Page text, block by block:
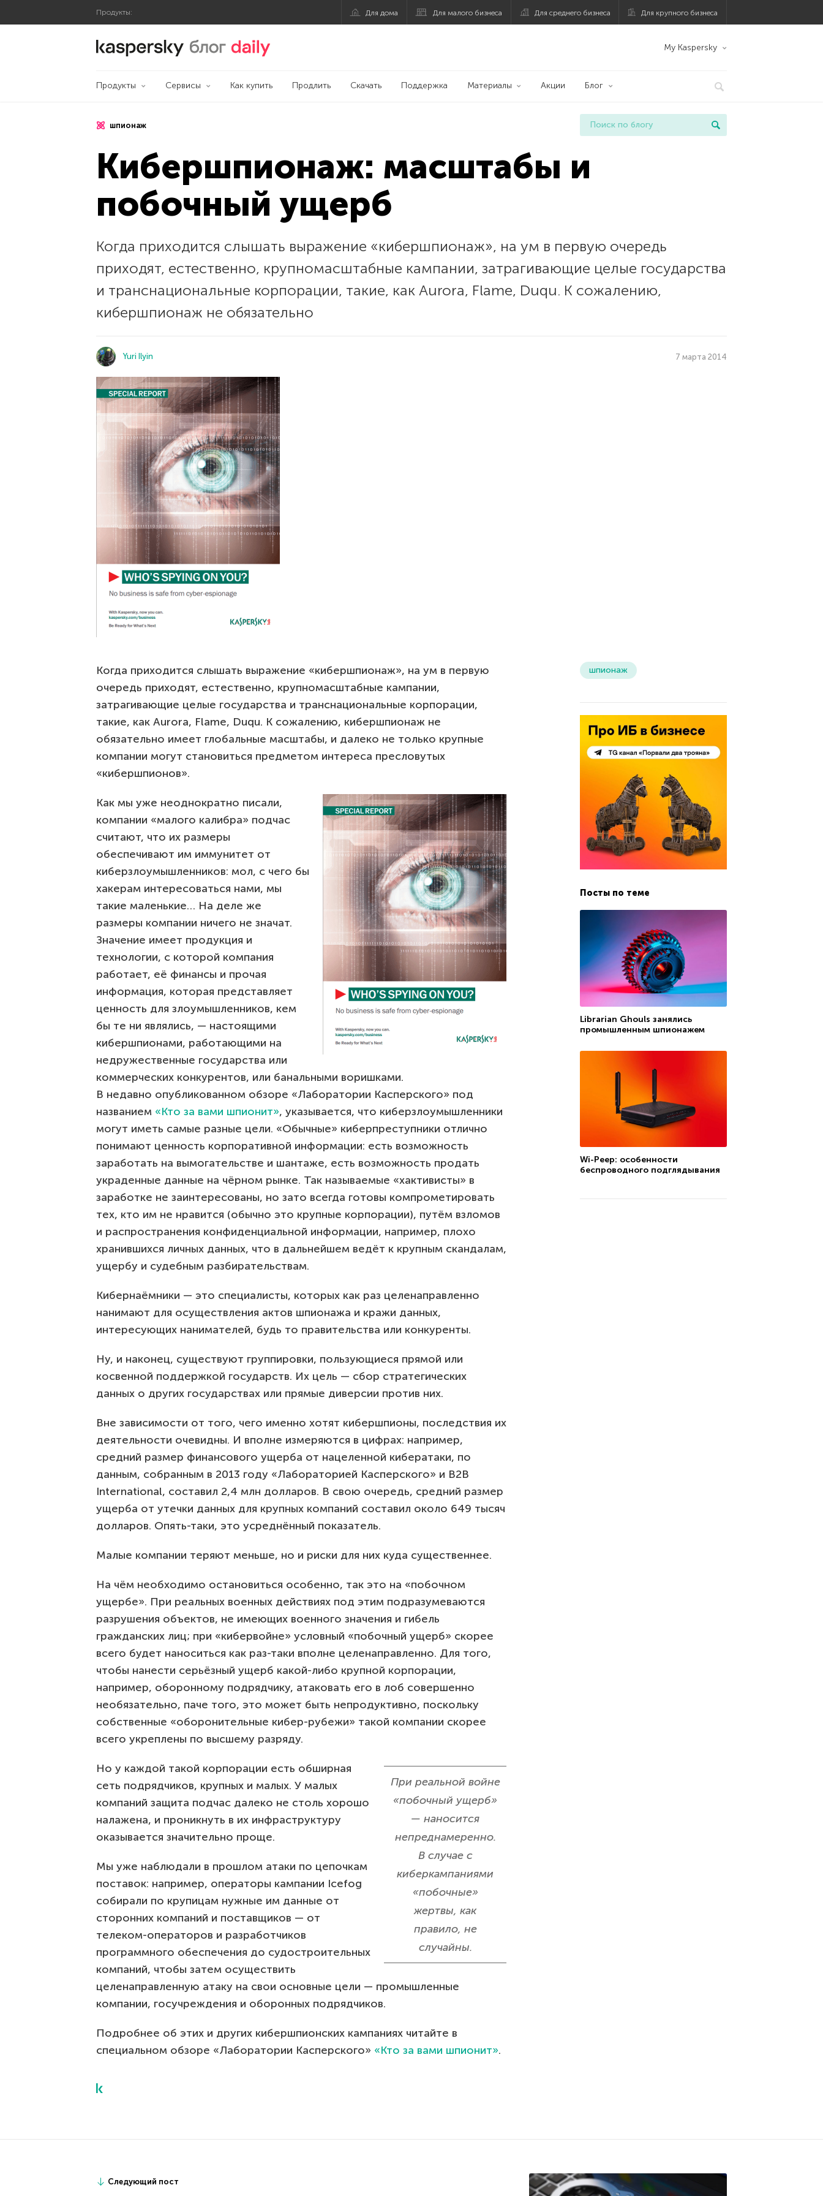
Продукты: Для дома Для малого бизнеса Для среднего бизнеса Для крупного бизнеса
Блог Касперского My Kaspersky
Продукты Сервисы Как купить Продлить Скачать Поддержка Материалы Акции Блог
шпионаж
Кибершпионаж: масштабы и
побочный ущерб
Когда приходится слышать выражение «кибершпионаж», на ум в первую очередь
приходят, естественно, крупномасштабные кампании, затрагивающие целые государства
и транснациональные корпорации, такие, как Aurora, Flame, Duqu. К сожалению,
кибершпионаж не обязательно
Yuri Ilyin 7 марта 2014
Когда приходится слышать выражение «кибершпионаж», на ум в первую
очередь приходят, естественно, крупномасштабные кампании,
затрагивающие целые государства и транснациональные корпорации,
такие, как Aurora, Flame, Duqu. К сожалению, кибершпионаж не
обязательно имеет глобальные масштабы, и далеко не только крупные
компании могут становиться предметом интереса пресловутых
«кибершпионов».
Как мы уже неоднократно писали,
компании «малого калибра» подчас
считают, что их размеры
обеспечивают им иммунитет от
киберзлоумышленников: мол, с чего бы
хакерам интересоваться нами, мы
такие маленькие… На деле же
размеры компании ничего не значат.
Значение имеет продукция и
технологии, с которой компания
работает, её финансы и прочая
информация, которая представляет
ценность для злоумышленников, кем
бы те ни являлись, — настоящими
кибершпионами, работающими на
недружественные государства или
коммерческих конкурентов, или банальными воришками.
В недавно опубликованном обзоре «Лаборатории Касперского» под
названием «Кто за вами шпионит», указывается, что киберзлоумышленники
могут иметь самые разные цели. «Обычные» киберпреступники отлично
понимают ценность корпоративной информации: есть возможность
заработать на вымогательстве и шантаже, есть возможность продать
украденные данные на чёрном рынке. Так называемые «хактивисты» в
заработке не заинтересованы, но зато всегда готовы компрометировать
тех, кто им не нравится (обычно это крупные корпорации), путём взломов
и распространения конфиденциальной информации, например, плохо
хранившихся личных данных, что в дальнейшем ведёт к крупным скандалам,
ущербу и судебным разбирательствам.
Кибернаёмники — это специалисты, которых как раз целенаправленно
нанимают для осуществления актов шпионажа и кражи данных,
интересующих нанимателей, будь то правительства или конкуренты.
Ну, и наконец, существуют группировки, пользующиеся прямой или
косвенной поддержкой государств. Их цель — сбор стратегических
данных о других государствах или прямые диверсии против них.
Вне зависимости от того, чего именно хотят кибершпионы, последствия их
деятельности очевидны. И вполне измеряются в цифрах: например,
средний размер финансового ущерба от нацеленной кибератаки, по
данным, собранным в 2013 году «Лабораторией Касперского» и B2B
International, составил 2,4 млн долларов. В свою очередь, средний размер
ущерба от утечки данных для крупных компаний составил около 649 тысяч
долларов. Опять-таки, это усреднённый показатель.
Малые компании теряют меньше, но и риски для них куда существеннее.
На чём необходимо остановиться особенно, так это на «побочном
ущербе». При реальных военных действиях под этим подразумеваются
разрушения объектов, не имеющих военного значения и гибель
гражданских лиц; при «кибервойне» условный «побочный ущерб» скорее
всего будет наноситься как раз-таки вполне целенаправленно. Для того,
чтобы нанести серьёзный ущерб какой-либо крупной корпорации,
например, оборонному подрядчику, атаковать его в лоб совершенно
необязательно, паче того, это может быть непродуктивно, поскольку
собственные «оборонительные кибер-рубежи» такой компании скорее
всего укреплены по высшему разряду.
При реальной войне
«побочный ущерб»
— наносится
непреднамеренно.
В случае с
киберкампаниями
«побочные»
жертвы, как
правило, не
случайны.
Но у каждой такой корпорации есть обширная
сеть подрядчиков, крупных и малых. У малых
компаний защита подчас далеко не столь хорошо
налажена, и проникнуть в их инфраструктуру
оказывается значительно проще.
Мы уже наблюдали в прошлом атаки по цепочкам
поставок: например, операторы кампании Icefog
собирали по крупицам нужные им данные от
сторонних компаний и поставщиков — от
телеком-операторов и разработчиков
программного обеспечения до судостроительных
компаний, чтобы затем осуществить
целенаправленную атаку на свои основные цели — промышленные
компании, госучреждения и оборонных подрядчиков.
Подробнее об этих и других кибершпионских кампаниях читайте в
специальном обзоре «Лаборатории Касперского» «Кто за вами шпионит».
шпионаж
Посты по теме
Librarian Ghouls занялись
промышленным шпионажем
Wi-Peep: особенности
беспроводного подглядывания
Следующий пост